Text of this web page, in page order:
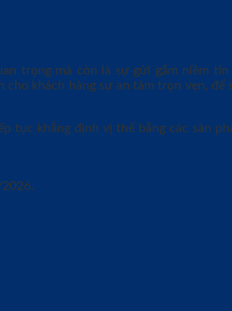
trọng mà còn là sự gửi gắm niềm
khách hàng sự an tâm trọn vẹn,
tục khẳng định vị thế bằng các sản